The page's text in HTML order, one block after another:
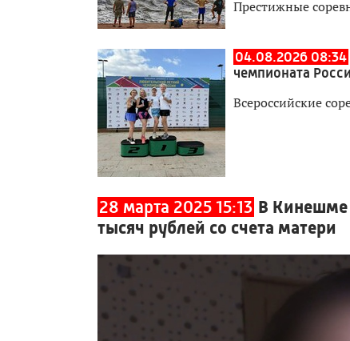
Престижные
04.08.2026 08:34
чемпионата
Всероссийские
28 марта 2025 15:13 В Кинешме
тысяч рублей со счета матери